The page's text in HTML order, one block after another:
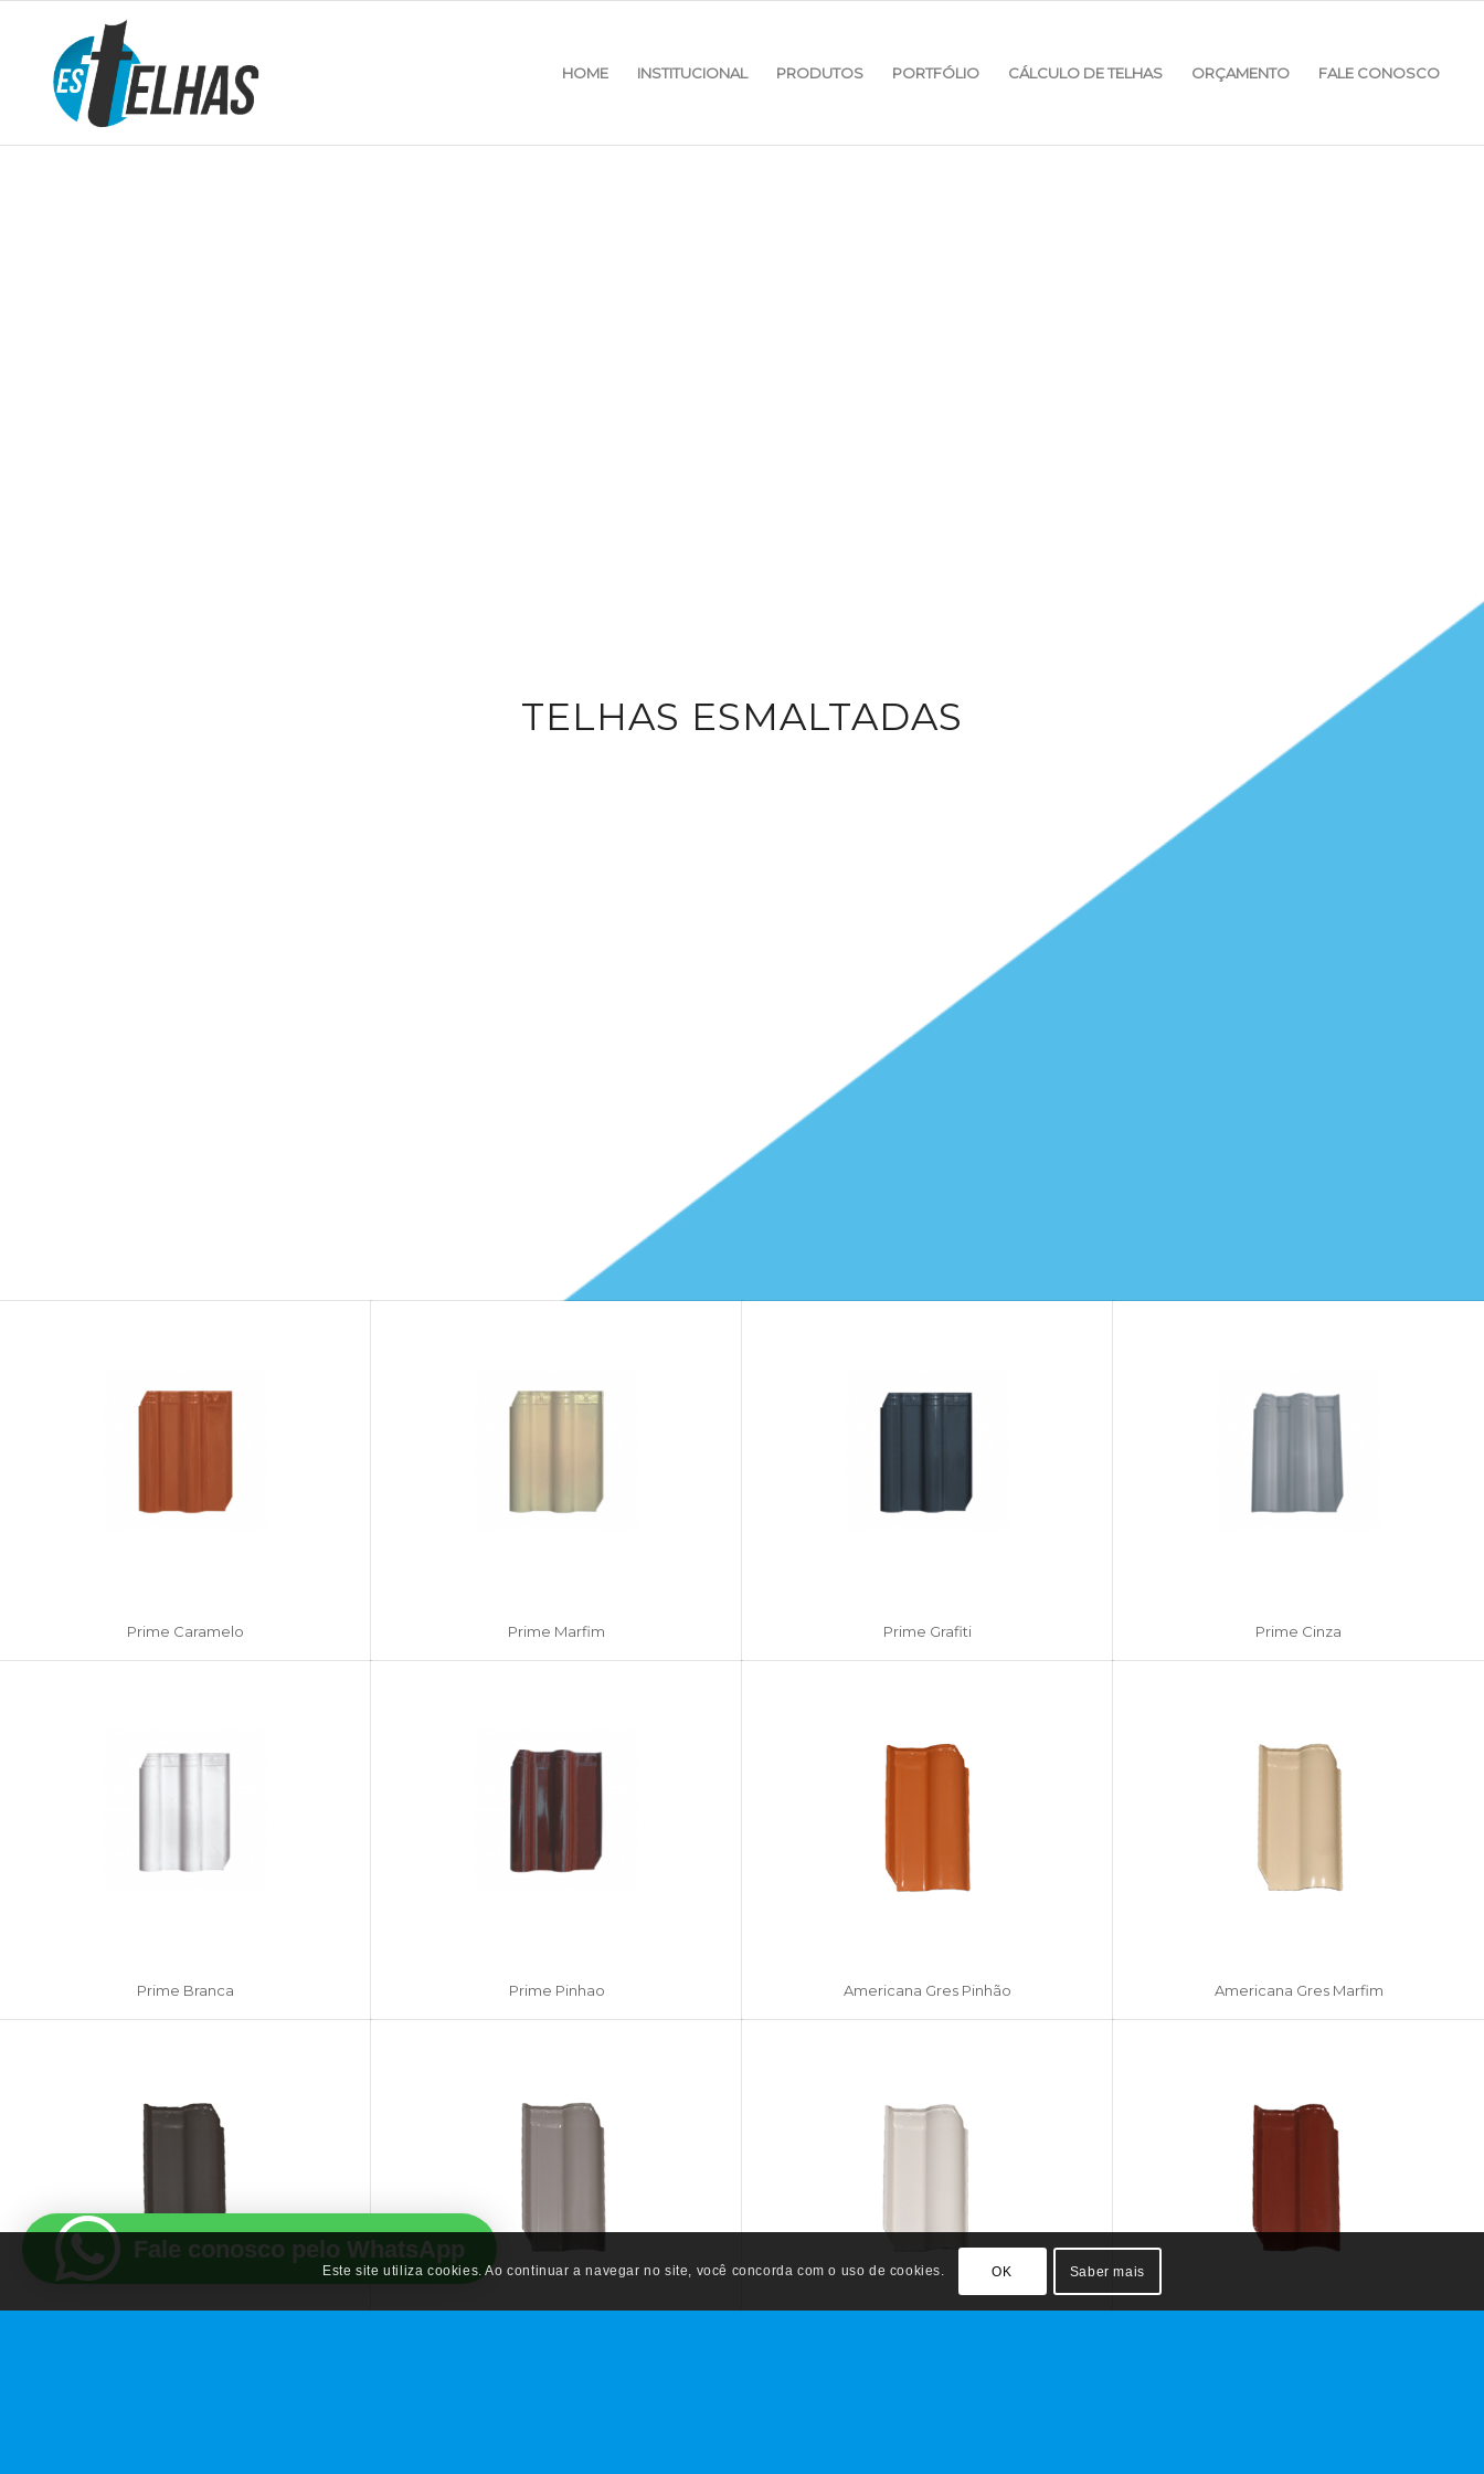
HOME INSTITUCIONAL PRODUTOS PORTFÓLIO CÁLCULO DE TELHAS ORÇAMENTO FALE CONOSCO
TELHAS ESMALTADAS
Prime Caramelo Prime Marfim Prime Grafiti Prime Cinza
Prime Branca Prime Pinhao Americana Gres Pinhão Americana Gres Marfim
Este site utiliza cookies. Ao continuar a navegar no site, você concorda com o uso de cookies. OK Saber mais
Fale conosco pelo WhatsApp